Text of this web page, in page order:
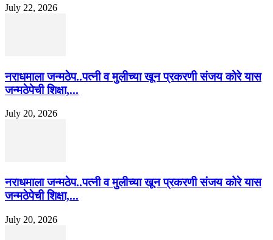
July 22, 2026
नराधमाला जन्मठेप..पत्नी व मुलीच्या खून प्रकरणी संजय कोरे यास
जन्मठेपेची शिक्षा,...
July 20, 2026
नराधमाला जन्मठेप..पत्नी व मुलीच्या खून प्रकरणी संजय कोरे यास
जन्मठेपेची शिक्षा,...
July 20, 2026